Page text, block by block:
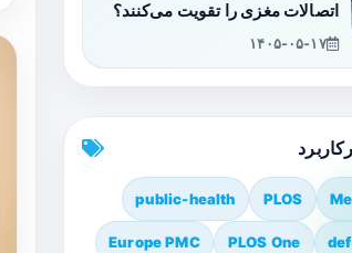
اتصالات مغزی را تقویت می‌کنند؟
۱۴۰۵-۰۵-۱۷
PLOS
public-health
PLOS One
Europe PMC